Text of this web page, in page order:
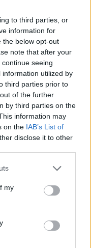
to third parties, or
information for
the below opt-out
note that after your
seeing
utilized by
third parties prior to
of the further
by third parties on the
information may
on the IAB’s List of
disclose it to other
one or more Google
You may click to
third-party tags to
in below Google
my
γκολ με
μπάλα στον
στη
έβαλε
του και στο 49'
εκτός
ευκαιρία να
Ενκολόλο έπειτα
ο Ματσάν πλάσαρε
σημειώσει και